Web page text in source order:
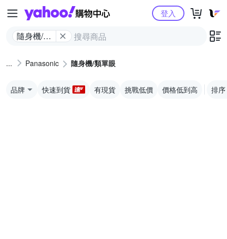
Yahoo購物中心
隨身機/類
登入
Panasonic 隨身機/類單眼
品牌 快速到貨 有現貨 挑戰低價 價格低到高 排序